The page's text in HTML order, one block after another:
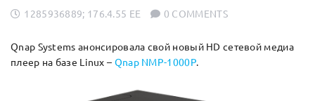
1285936889; 176.4.55 EE 0 COMMENTS
Qnap Systems анонсировала свой новый HD сетевой медиа
плеер на базе Linux – Qnap NMP-1000P.